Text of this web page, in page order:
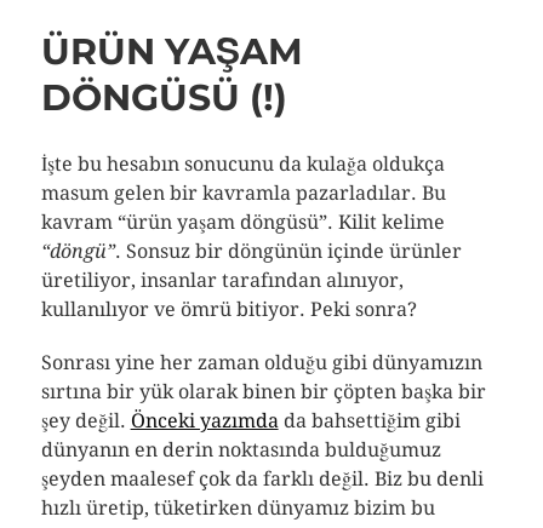
ÜRÜN YAŞAM
DÖNGÜSÜ (!)
İşte bu hesabın sonucunu da kulağa oldukça
masum gelen bir kavramla pazarladılar. Bu
kavram “ürün yaşam döngüsü”. Kilit kelime
“döngü”. Sonsuz bir döngünün içinde ürünler
üretiliyor, insanlar tarafından alınıyor,
kullanılıyor ve ömrü bitiyor. Peki sonra?
Sonrası yine her zaman olduğu gibi dünyamızın
sırtına bir yük olarak binen bir çöpten başka bir
şey değil. Önceki yazımdada bahsettiğim gibi
dünyanın en derin noktasında bulduğumuz
şeyden maalesef çok da farklı değil. Biz bu denli
hızlı üretip, tüketirken dünyamız bizim bu